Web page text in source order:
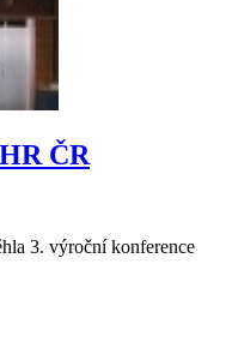
ČR
3. výroční konference